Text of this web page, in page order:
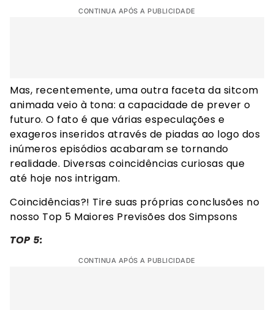
CONTINUA APÓS A PUBLICIDADE
Mas, recentemente, uma outra faceta da sitcom
animada veio à tona: a capacidade de prever o
futuro. O fato é que várias especulações e
exageros inseridos através de piadas ao logo dos
inúmeros episódios acabaram se tornando
realidade. Diversas coincidências curiosas que
até hoje nos intrigam.
Coincidências?! Tire suas próprias conclusões no
nosso Top 5 Maiores Previsões dos Simpsons
TOP 5:
CONTINUA APÓS A PUBLICIDADE